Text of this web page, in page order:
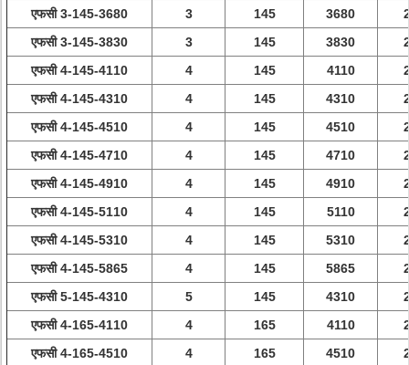
एफसी 3-145-3680
3 145 3680
एफसी 3-145-3830
3 145 3830
एफसी 4-145-4110
4 145 4110
एफसी 4-145-4310
4 145 4310
एफसी 4-145-4510
4 145 4510
एफसी 4-145-4710
4 145 4710
एफसी 4-145-4910
4 145 4910
एफसी 4-145-5110
4 145 5110
एफसी 4-145-5310
4 145 5310
एफसी 4-145-5865
4 145 5865
एफसी 5-145-4310
5 145 4310
एफसी 4-165-4110
4 165 4110
एफसी 4-165-4510
4 165 4510